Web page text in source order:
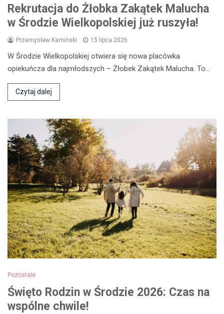
Rekrutacja do Żłobka Zakątek Malucha
w Środzie Wielkopolskiej już ruszyła!
Przemysław Kamiński 15 lipca 2026
W Środzie Wielkopolskiej otwiera się nowa placówka
opiekuńcza dla najmłodszych – Żłobek Zakątek Malucha. To…
Czytaj dalej
Pozostałe
Święto Rodzin w Środzie 2026: Czas na
wspólne chwile!